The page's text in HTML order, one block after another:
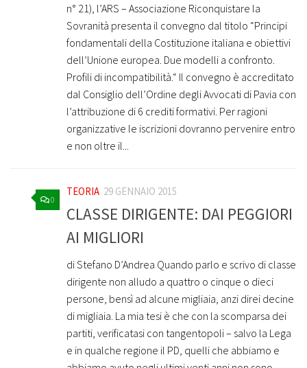
n° 21), l’ARS – Associazione Riconquistare la
Sovranità presenta il convegno dal titolo “Principi
fondamentali della Costituzione italiana e obiettivi
dell’Unione europea. Due modelli a confronto.
Profili di incompatibilità.“ Il convegno è accreditato
dal Consiglio dell’Ordine degli Avvocati di Pavia con
l’attribuzione di 6 crediti formativi. Per ragioni
organizzative le iscrizioni dovranno pervenire entro
e non oltre il...
0
TEORIA 29 GENNAIO 2015
CLASSE DIRIGENTE: DAI PEGGIORI
AI MIGLIORI
di Stefano D’Andrea Quando parlo e scrivo di classe
dirigente non alludo a quattro o cinque o dieci
persone, bensì ad alcune migliaia, anzi direi decine
di migliaia. La mia tesi è che con la scomparsa dei
partiti, verificatasi con tangentopoli – salvo la Lega
e in qualche regione il PD, quelli che abbiamo e